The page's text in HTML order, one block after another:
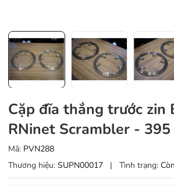
Cặp đĩa thắng trước zin
RNinet Scrambler - 395
Mã: PVN288
Thương hiệu: SUPN00017 | Tình trạng: